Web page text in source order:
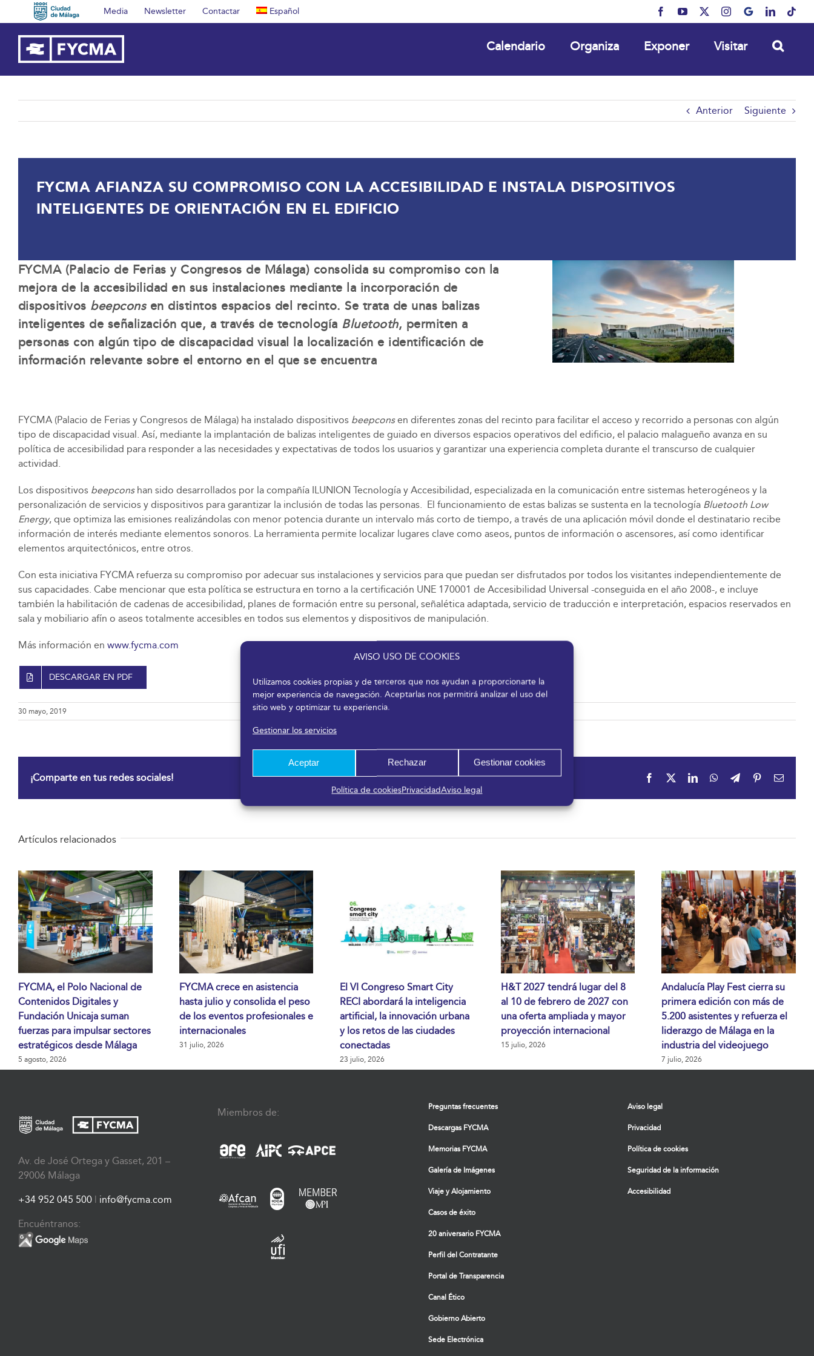
AVISO USO DE COOKIES
Utilizamos cookies propias y de terceros que nos ayudan a proporcionarte la
mejor experiencia de navegación. Aceptarlas nos permitirá analizar el uso del
sitio web y optimizar tu experiencia.
Gestionar los servicios
Aceptar Rechazar Gestionar cookies
Política de cookiesPrivacidadAviso legal
al
contenido
Media Newsletter Contactar Español FacebookYouTube Instagram
MyBusinessLinkedIn
Calendario Organiza Exponer Visitar
Anterior Siguiente
FYCMA AFIANZA SU COMPROMISO CON LA ACCESIBILIDAD E INSTALA DISPOSITIVOS
INTELIGENTES DE ORIENTACIÓN EN EL EDIFICIO
FYCMA (Palacio de Ferias y Congresos de Málaga) consolida su compromiso con la
mejora de la accesibilidad en sus instalaciones mediante la incorporación de
dispositivos beepconsen distintos espacios del recinto. Se trata de unas balizas
inteligentes de señalización que, a través de tecnología Bluetooth, permiten a
personas con algún tipo de discapacidad visual la localización e identificación de
información relevante sobre el entorno en el que se encuentra
FYCMA (Palacio de Ferias y Congresos de Málaga) ha instalado dispositivos beepconsen diferentes zonas del recinto para facilitar el acceso y recorrido a personas con algún
tipo de discapacidad visual. Así, mediante la implantación de balizas inteligentes de guiado en diversos espacios operativos del edificio, el palacio malagueño avanza en su
política de accesibilidad para responder a las necesidades y expectativas de todos los usuarios y garantizar una experiencia completa durante el transcurso de cualquier
actividad.
Los dispositivos beepconshan sido desarrollados por la compañía ILUNION Tecnología y Accesibilidad, especializada en la comunicación entre sistemas heterogéneos y la
personalización de servicios y dispositivos para garantizar la inclusión de todas las personas. El funcionamiento de estas balizas se sustenta en la tecnología Bluetooth Low
Energy, que optimiza las emisiones realizándolas con menor potencia durante un intervalo más corto de tiempo, a través de una aplicación móvil donde el destinatario recibe
información de interés mediante elementos sonoros. La herramienta permite localizar lugares clave como aseos, puntos de información o ascensores, así como identificar
elementos arquitectónicos, entre otros.
Con esta iniciativa FYCMA refuerza su compromiso por adecuar sus instalaciones y servicios para que puedan ser disfrutados por todos los visitantes independientemente de
sus capacidades. Cabe mencionar que esta política se estructura en torno a la certificación UNE 170001 de Accesibilidad Universal -conseguida en el año 2008-, e incluye
también la habilitación de cadenas de accesibilidad, planes de formación entre su personal, señalética adaptada, servicio de traducción e interpretación, espacios reservados en
sala y mobiliario afín o aseos totalmente accesibles en todos sus elementos y dispositivos de manipulación.
Más información en www.fycma.com
DESCARGAR EN PDF
30 mayo, 2019
¡Comparte en tus redes sociales! Facebook LinkedInWhatsApp
TelegramPinterestCorreo
Artículos relacionados
FYCMA, el Polo Nacional de
Contenidos Digitales y
Fundación Unicaja suman
fuerzas para impulsar sectores
estratégicos desde Málaga
5 agosto, 2026
FYCMA crece en asistencia
hasta julio y consolida el peso
de los eventos profesionales e
internacionales
31 julio, 2026
El VI Congreso Smart City
RECI abordará la inteligencia
artificial, la innovación urbana
y los retos de las ciudades
conectadas
23 julio, 2026
H&T 2027 tendrá lugar del 8
al 10 de febrero de 2027 con
una oferta ampliada y mayor
proyección internacional
15 julio, 2026
Andalucía Play Fest cierra su
primera edición con más de
5.200 asistentes y refuerza el
liderazgo de Málaga en la
industria del videojuego
7 julio, 2026
Av. de José Ortega y Gasset, 201 –
29006 Málaga
+34 952 045 500 info@fycma.com
Encuéntranos:
Miembros de: Preguntas frecuentes
Descargas FYCMA
Memorias FYCMA
Galería de Imágenes
Viaje y Alojamiento
Casos de éxito
20 aniversario FYCMA
Perfil del Contratante
Portal de Transparencia
Canal Ético
Gobierno Abierto
Sede Electrónica
Aviso legal
Privacidad
Política de cookies
Seguridad de la información
Accesibilidad